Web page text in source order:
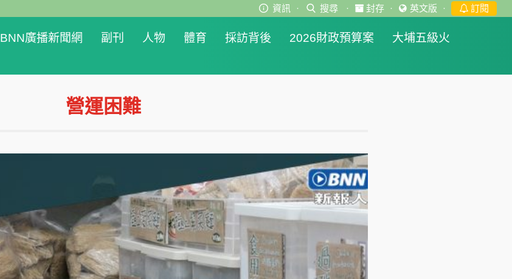
資訊 · 搜尋 · 封存 · 英文版 · 訂閱
BNN廣播新聞網 副刊 人物 體育 採訪背後 2026財政預算案
大埔五級火
營運困難